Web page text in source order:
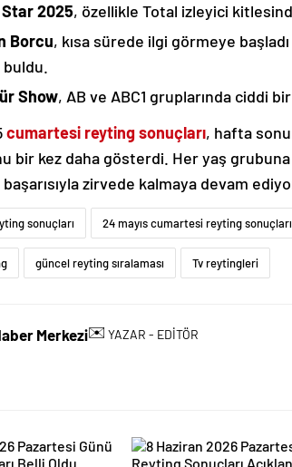
2025, özellikle Total izleyici
Borcu, kısa sürede ilgi görmeye
Show, AB ve ABC1 gruplarında ciddi
cumartesi reyting sonuçları, hafta
bir kez daha gösterdi. Her yaş grubuna
zirvede kalmaya devam
sonuçları 24 mayıs cumartesi reyting sonuçları
güncel reyting sıralaması Tv reytingleri
Merkezi✉️ YAZAR - EDİTÖR